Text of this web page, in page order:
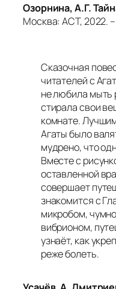
Озорнина, А.Г.
Москва: АСТ, 2022.
Сказочная
читателей с
не любила мыть
стирала свои
комнате.
Агаты было
мудрено, что
Вместе с
оставленной
совершает
знакомится с
микробом,
вибрионом,
узнаёт, как
реже болеть.